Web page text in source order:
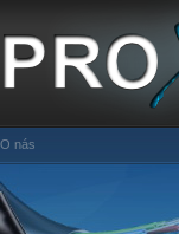
O nás